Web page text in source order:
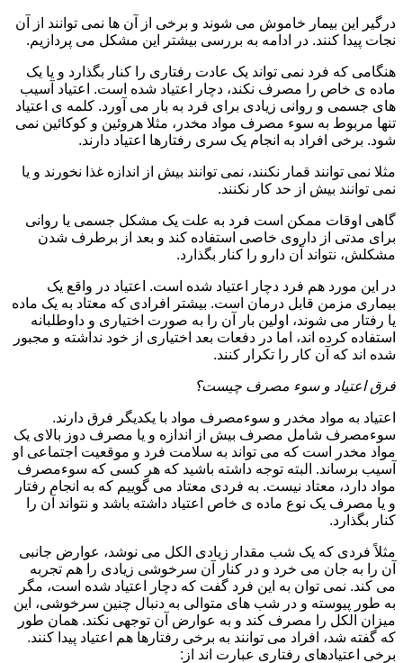
درگیر این بیمار خاموش می شوند و برخی از آن ها نمی توانند از آن
نجات پیدا کنند. در ادامه به بررسی بیشتر این مشکل می پردازیم.
هنگامی که فرد نمی تواند یک عادت رفتاری را کنار بگذارد و یا یک
ماده ی خاص را مصرف نکند، دچار اعتیاد شده است. اعتیاد آسیب
های جسمی و روانی زیادی برای فرد به بار می آورد. کلمه ی اعتیاد
تنها مربوط به سوء مصرف مواد مخدر، مثلا هروئین و کوکائین نمی
شود. برخی افراد به انجام یک سری رفتارها اعتیاد دارند.
مثلا نمی توانند قمار نکنند، نمی توانند بیش از اندازه غذا نخورند و یا
نمی توانند بیش از حد کار نکنند.
گاهی اوقات ممکن است فرد به علت یک مشکل جسمی یا روانی
برای مدتی از داروی خاصی استفاده کند و بعد از برطرف شدن
مشکلش، نتواند آن دارو را کنار بگذارد.
در این مورد هم فرد دچار اعتیاد شده است. اعتیاد در واقع یک
بیماری مزمن قابل درمان است. بیشتر افرادی که معتاد به یک ماده
یا رفتار می شوند، اولین بار آن را به صورت اختیاری و داوطلبانه
استفاده کرده اند، اما در دفعات بعد اختیاری از خود نداشته و مجبور
شده اند که آن کار را تکرار کنند.
فرق اعتیاد و سوء مصرف چیست؟
اعتیاد به مواد مخدر و سوءمصرف مواد با یکدیگر فرق دارند.
سوءمصرف شامل مصرف بیش از اندازه و یا مصرف دوز بالای یک
مواد مخدر است که می تواند به سلامت فرد و موقعیت اجتماعی او
آسیب برساند. البته توجه داشته باشید که هر کسی که سوءمصرف
مواد دارد، معتاد نیست. به فردی معتاد می گوییم که به انجام رفتار
و یا مصرف یک نوع ماده ی خاص اعتیاد داشته باشد و نتواند آن را
کنار بگذارد.
مثلاً فردی که یک شب مقدار زیادی الکل می نوشد، عوارض جانبی
آن را به جان می خرد و در کنار آن سرخوشی زیادی را هم تجربه
می کند. نمی توان به این فرد گفت که دچار اعتیاد شده است، مگر
به طور پیوسته و در شب های متوالی به دنبال چنین سرخوشی، این
میزان الکل را مصرف کند و به عوارض آن توجهی نکند. همان طور
که گفته شد، افراد می توانند به برخی رفتارها هم اعتیاد پیدا کنند.
برخی اعتیادهای رفتاری عبارت اند از: